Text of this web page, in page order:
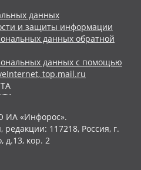
данных
и защиты информации
данных обратной
данных с помощью
top.mail.ru
ИА «Инфорос».
редакции: 117218, Россия, г.
д.13, кор. 2